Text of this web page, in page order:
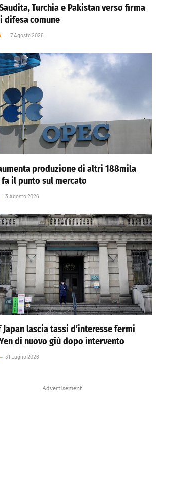
Turchia e Pakistan verso firma
difesa comune
7 Agosto 2026
produzione di altri 188mila
il punto sul mercato
3 Agosto 2026
Japan lascia tassi d’interesse fermi
di nuovo giù dopo intervento
31 Luglio 2026
Advertisement